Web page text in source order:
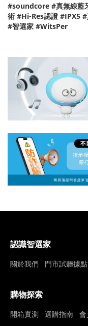
#soundcore #真無線藍
術 #Hi-Res認證 #IPX5
#智選家 #WitsPer
認識智選家
關於我們 門市試聽據點
購物探索
開箱實測 選購指南 會